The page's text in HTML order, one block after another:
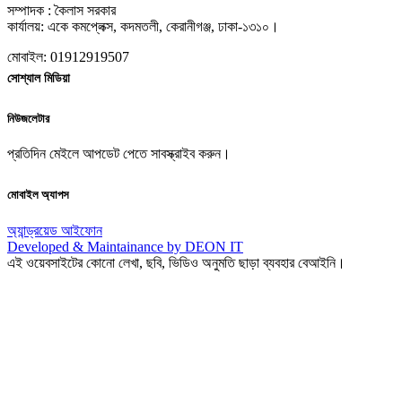
সম্পাদক : কৈলাস সরকার
কার্যালয়: একে কমপ্লেক্স, কদমতলী, কেরানীগঞ্জ, ঢাকা-১৩১০।
মোবাইল: 01912919507
সোশ্যাল মিডিয়া
নিউজলেটার
প্রতিদিন মেইলে আপডেট পেতে সাবস্ক্রাইব করুন।
মোবাইল অ্যাপস
অ্যান্ড্রয়েড আইফোন
Developed & Maintainance by DEON IT
এই ওয়েবসাইটের কোনো লেখা, ছবি, ভিডিও অনুমতি ছাড়া ব্যবহার বেআইনি।